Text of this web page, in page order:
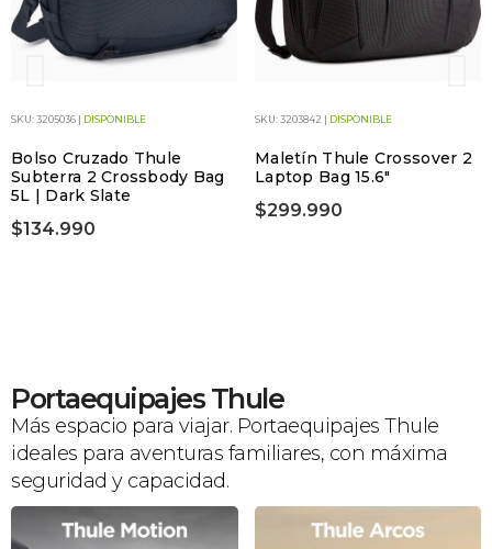
SKU: 3205036 | DISPONIBLE
Bolso Cruzado Thule
Subterra 2 Crossbody Bag
5L | Dark Slate
$134.990
SKU: 3203842 | DISPONIBLE
Maletín Thule Crossover 2
Laptop Bag 15.6"
$299.990
Portaequipajes Thule
Más espacio para viajar. Portaequipajes Thule
ideales para aventuras familiares, con máxima
seguridad y capacidad.